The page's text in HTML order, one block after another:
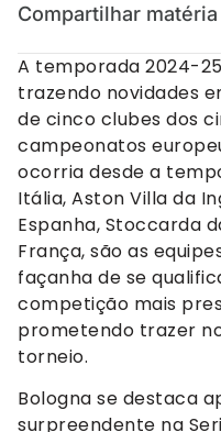
Compartilhar matéria
A temporada 2024-
trazendo novidades
de cinco clubes dos
campeonatos
ocorria desde a
Itália, Aston Villa da
Espanha, Stoccarda
França, são as
façanha de se
competição mais
prometendo trazer
torneio.
Bologna se destaca
surpreendente na